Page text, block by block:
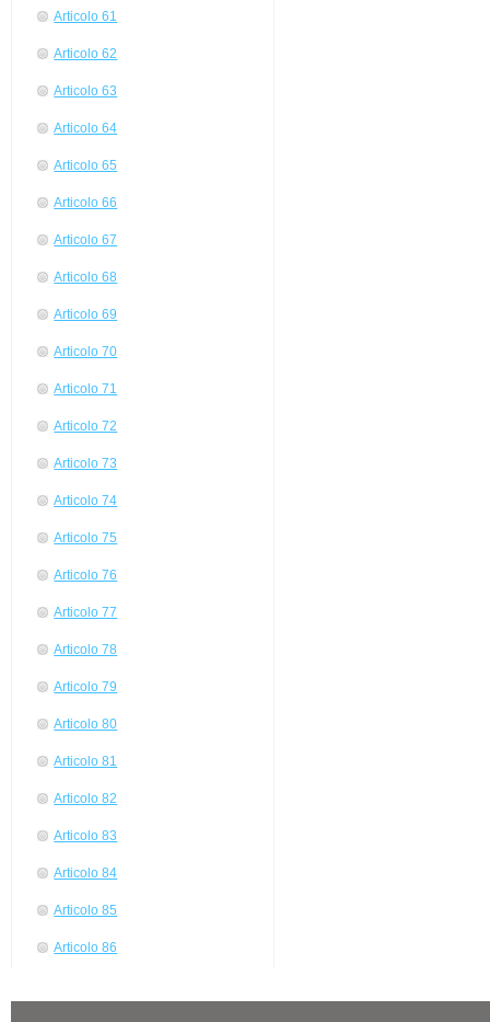
Articolo 61
Articolo 62
Articolo 63
Articolo 64
Articolo 65
Articolo 66
Articolo 67
Articolo 68
Articolo 69
Articolo 70
Articolo 71
Articolo 72
Articolo 73
Articolo 74
Articolo 75
Articolo 76
Articolo 77
Articolo 78
Articolo 79
Articolo 80
Articolo 81
Articolo 82
Articolo 83
Articolo 84
Articolo 85
Articolo 86